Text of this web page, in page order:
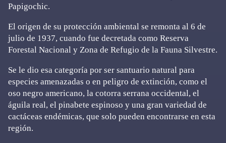
Papigochic.
El origen de su protección ambiental se remonta al 6 de
julio de 1937, cuando fue decretada como Reserva
Forestal Nacional y Zona de Refugio de la Fauna Silvestre.
Se le dio esa categoría por ser santuario natural para
especies amenazadas o en peligro de extinción, como el
oso negro americano, la cotorra serrana occidental, el
águila real, el pinabete espinoso y una gran variedad de
cactáceas endémicas, que solo pueden encontrarse en esta
región.